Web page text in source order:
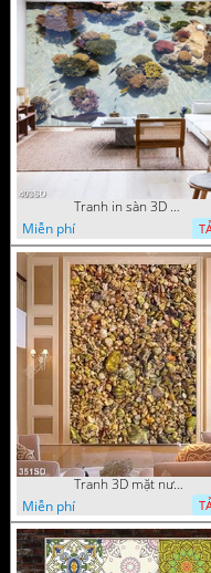
Tranh in sàn 3D san hô và đàn cá file psd
Miễn phí
Tranh 3D mặt nước và sỏi trang trí tường
Miễn phí